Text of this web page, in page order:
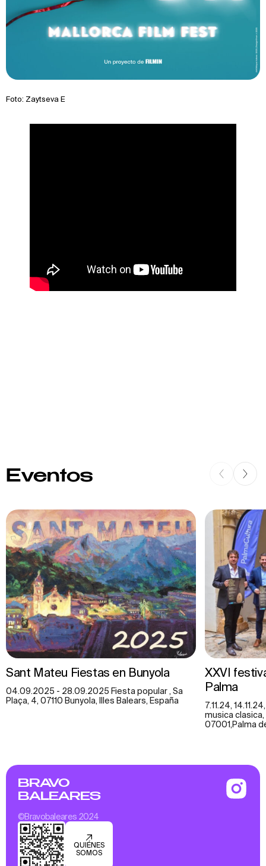
Foto: Zaytseva E
Eventos
Sant Mateu Fiestas en Bunyola
04.09.2025 - 28.09.2025 Fiesta popular , Sa
Plaça, 4, 07110 Bunyola, Illes Balears, España
XXVI
Palma
7.11.24,
musica clasica,
07001,Palma
BRAVO
BALEARES
©Bravobaleares 2024
QUIÉNES
SOMOS